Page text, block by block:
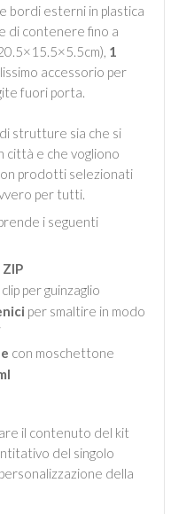
bordi esterni in plastica
di contenere fino a
1
accessorio per
fuori porta.
strutture sia che si
città e che vogliono
prodotti selezionati
per tutti.
i seguenti
per guinzaglio
per smaltire in modo
con moschettone
il contenuto del kit
del singolo
della